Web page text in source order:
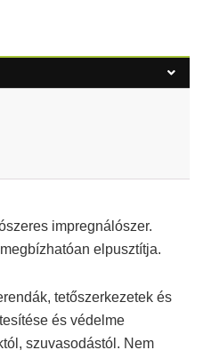
impregnálószer.
elpusztítja.
tetőszerkezetek és
és védelme
szuvasodástól. Nem